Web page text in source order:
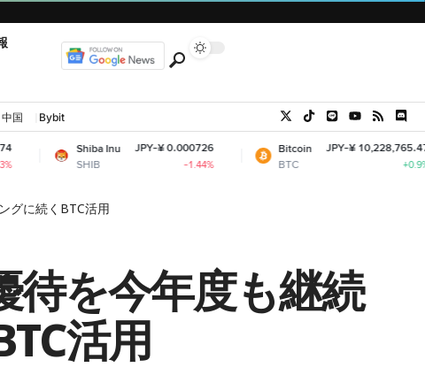
中国 Bybit
Shiba Inu
SHIB
JPY-¥ 0.000726
Bitcoin
BTC
JPY-¥ 10,228,765.47
グに続くBTC活用
待を今年度も継続
活用